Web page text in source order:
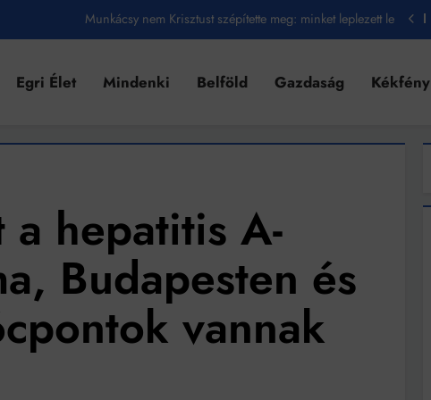
Munkácsy nem Krisztust szépítette meg: minket leplezett le
Amikor a Tetris boldogabbá tesz, mint a szerelem
Az öregség nem csak ránc?
Az ördög még mindig Pradát visel. De te miért öltözöl hozzá?
Móricz Zsigmond: falusi író vagy boncmester?
Egri Élet Mindenki Belföld Gazdaság Kékfény
hepatitis A-
Budapesten és
vannak